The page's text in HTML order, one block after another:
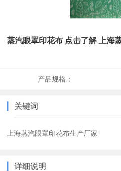
蒸汽眼罩印花布 点击了解 上海
产品规格：
关键词
上海蒸汽眼罩印花布生产厂家
详细说明